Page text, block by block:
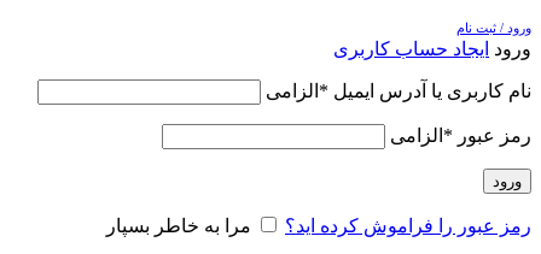
ورود / ثبت نام
ورود ایجاد حساب کاربری
نام کاربری یا آدرس ایمیل * الزامی
رمز عبور * الزامی
ورود
رمز عبور را فراموش کرده اید؟
مرا به خاطر بسپار